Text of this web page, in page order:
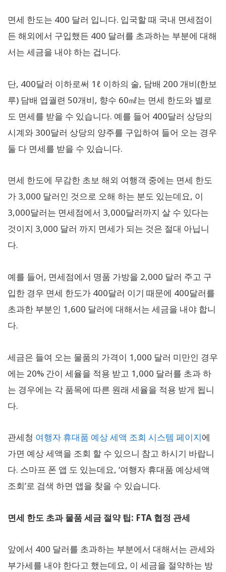
면세 한도는 400 달러 입니다. 입국할 때 국내 면세점이
든 해외에서 구입했든 400 달러를 초과하는 부분에 대해
서는 세금을 내야 하는 겁니다.
단, 400달러 이하로써 1ℓ 이하의 술, 담배 200 개비(한보
루) 담배 엽궐련 50개비, 향수 60㎖는 면세 한도와 별로
도 면세를 받을 수 있습니다. 예를 들어 400달러 상당의
시계와 300달러 상당의 양주를 구입하여 들어 오는 경우
둘 다 면세를 받을 수 있습니다.
면세 한도에 무감한 초보 해외 여행객 중에는 면세 한도
가 3,000 달러인 것으로 오해 하는 분도 있는데요, 이
3,000달러는 면세점에서 3,000달러까지 살 수 있다는
것이지 3,000 달러 까지 면세가 되는 것은 절대 아닙니
다.
예를 들어, 면세점에서 명품 가방을 2,000 달러 주고 구
입한 경우 면세 한도가 400달러 이기 때문에 400달러를
초과한 부분인 1,600 달러에 대해서는 세금을 내야 합니
다.
세금은 들여 오는 물품의 가격이 1,000 달러 미만인 경우
에는 20% 간이 세율을 적용 받고 1,000 달러를 초과 하
는 경우에는 각 품목에 따른 원래 세율을 적용 받게 됩니
다.
관세청 여행자 휴대품 예상 세액 조회 시스템 페이지에
가면 예상 세액을 조회 할 수 있으니 참고 하시기 바랍니
다. 스마프 폰 앱 도 있는데요, ‘여행자 휴대품 예상세액
조회’로 검색 하면 앱을 찾을 수 있습니다.
면세 한도 초과 물품 세금 절약 팁: FTA 협정 관세
앞에서 400 달러를 초과하는 부분에서 대해서는 관세와
부가세를 내야 한다고 했는데요, 이 세금을 절약하는 방